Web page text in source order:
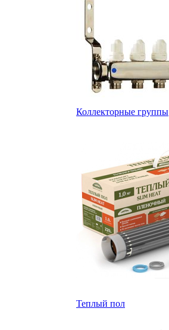
Коллекторные группы
Теплый пол